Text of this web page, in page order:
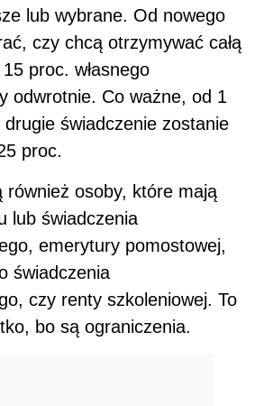
lub wybrane. Od nowego
czy chcą otrzymywać całą
proc. własnego
odwrotnie. Co ważne, od 1
świadczenie zostanie
proc.
również osoby, które mają
lub świadczenia
emerytury pomostowej,
świadczenia
czy renty szkoleniowej. To
bo są ograniczenia.